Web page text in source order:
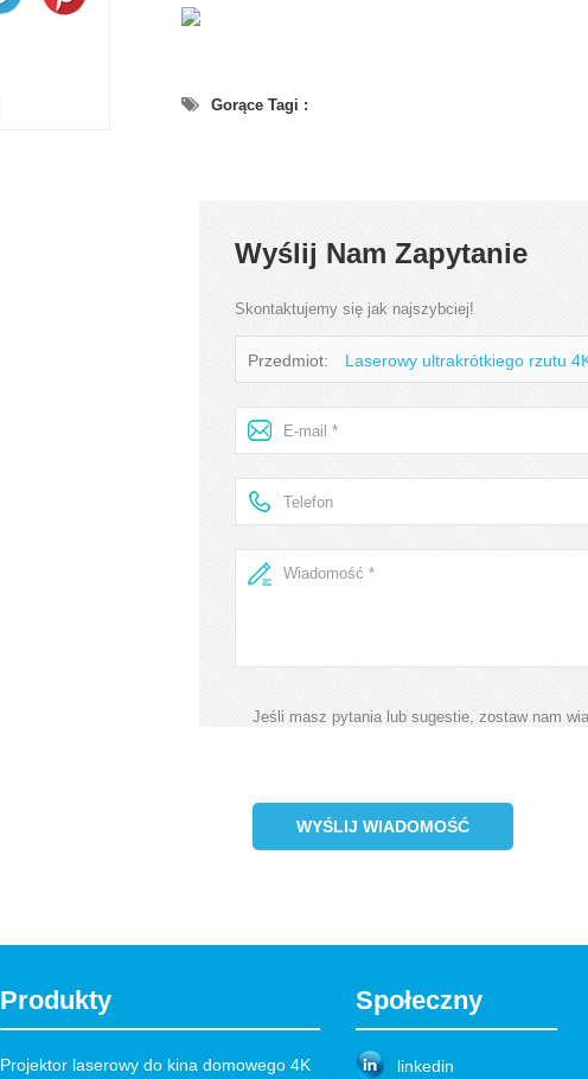
Gorące Tagi :
Wyślij Nam Zapytanie
Skontaktujemy się jak najszybciej!
Przedmiot: Laserowy ultrakrótkiego rzutu
Jeśli masz pytania lub sugestie, zostaw nam
WYŚLIJ WIADOMOŚĆ
Produkty
Projektor laserowy do kina domowego 4K
Społeczny
linkedin